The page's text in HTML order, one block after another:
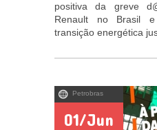
positiva da greve
Renault no Brasil
transição energética
Petrobras
01/Jun